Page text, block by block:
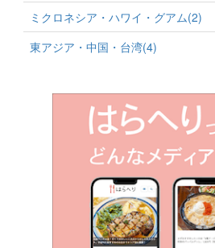
ミクロネシア・ハワイ・グアム(2)
東アジア・中国・台湾(4)